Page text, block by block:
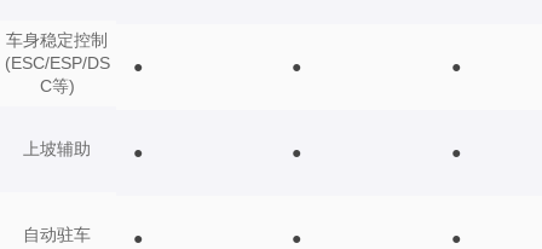
车身稳定控制
(ESC/ESP/DS
C等)
上坡辅助
自动驻车
● ● ●
● ● ●
● ● ●